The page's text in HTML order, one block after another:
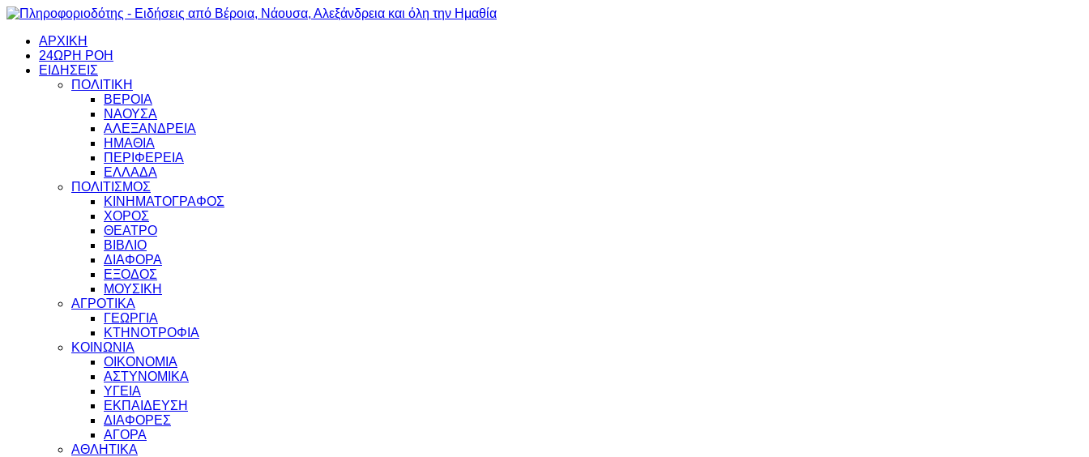
ΑΡΧΙΚΗ
24ΩΡΗ ΡΟΗ
ΕΙΔΗΣΕΙΣ
ΠΟΛΙΤΙΚΗ
ΒΕΡΟΙΑ
ΝΑΟΥΣΑ
ΑΛΕΞΑΝΔΡΕΙΑ
ΗΜΑΘΙΑ
ΠΕΡΙΦΕΡΕΙΑ
ΕΛΛΑΔΑ
ΠΟΛΙΤΙΣΜΟΣ
ΚΙΝΗΜΑΤΟΓΡΑΦΟΣ
ΧΟΡΟΣ
ΘΕΑΤΡΟ
ΒΙΒΛΙΟ
ΔΙΑΦΟΡΑ
ΕΞΟΔΟΣ
ΜΟΥΣΙΚΗ
ΑΓΡΟΤΙΚΑ
ΓΕΩΡΓΙΑ
ΚΤΗΝΟΤΡΟΦΙΑ
ΚΟΙΝΩΝΙΑ
ΟΙΚΟΝΟΜΙΑ
ΑΣΤΥΝΟΜΙΚΑ
ΥΓΕΙΑ
ΕΚΠΑΙΔΕΥΣΗ
ΔΙΑΦΟΡΕΣ
ΑΓΟΡΑ
ΑΘΛΗΤΙΚΑ